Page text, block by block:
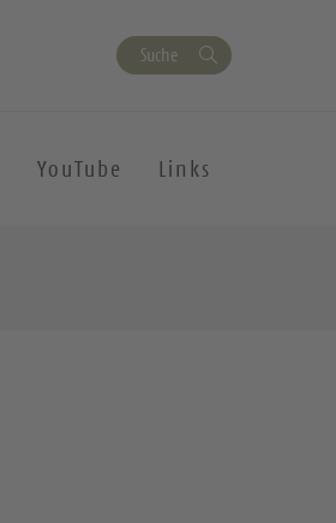
Suche
YouTube Links